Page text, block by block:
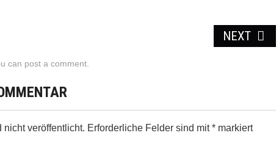
NEXT
can post a comment
nicht veröffentlicht. Erforderliche Felder sind mit* markiert